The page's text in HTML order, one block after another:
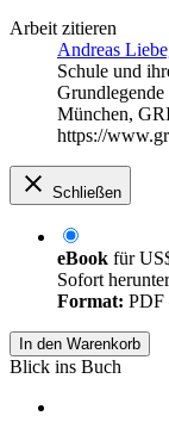
Arbeit zitieren
Andreas
Schule und
München,
https://
Schließen
eBook für
Sofort
Format: PDF
In den Warenkorb
Blick ins Buch